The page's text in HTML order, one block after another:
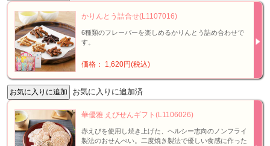
かりんとう詰合せ(L1107016)
6種類のフレーバーを楽しめるかりんとう詰め合わせで
す。
価格： 1,620円(税込)
お気に入りに追加済
華優雅 えびせんギフト(L1106026)
赤えびを使用し焼き上げた、ヘルシー志向のノンフライ
製法のおせんべい。二度焼き製法で優しい食感に作った